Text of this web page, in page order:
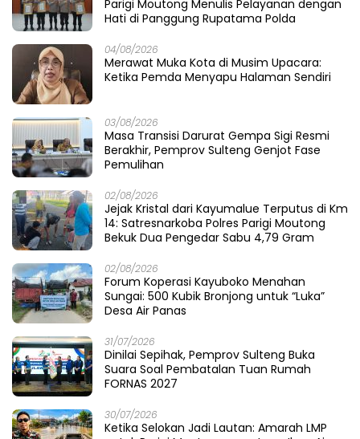
Parigi Moutong Menulis Pelayanan dengan
Hati di Panggung Rupatama Polda
04/08/2026
Merawat Muka Kota di Musim Upacara:
Ketika Pemda Menyapu Halaman Sendiri
03/08/2026
Masa Transisi Darurat Gempa Sigi Resmi
Berakhir, Pemprov Sulteng Genjot Fase
Pemulihan
02/08/2026
Jejak Kristal dari Kayumalue Terputus di Km
14: Satresnarkoba Polres Parigi Moutong
Bekuk Dua Pengedar Sabu 4,79 Gram
02/08/2026
Forum Koperasi Kayuboko Menahan
Sungai: 500 Kubik Bronjong untuk “Luka”
Desa Air Panas
31/07/2026
Dinilai Sepihak, Pemprov Sulteng Buka
Suara Soal Pembatalan Tuan Rumah
FORNAS 2027
30/07/2026
Ketika Selokan Jadi Lautan: Amarah LMP